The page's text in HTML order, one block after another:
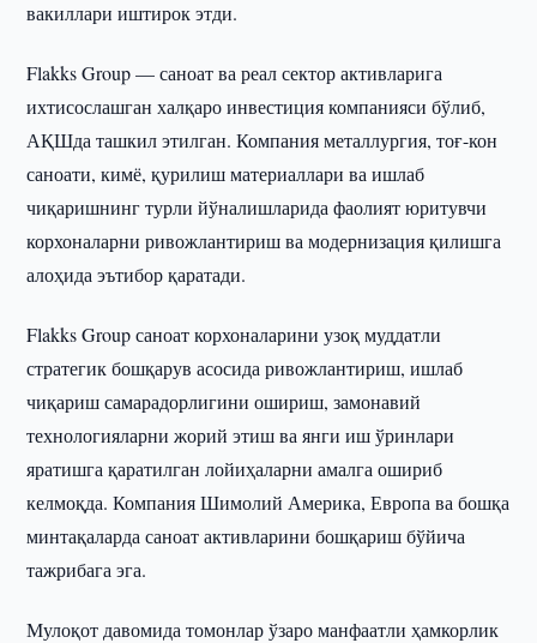
вакиллари иштирок этди.
Flakks Group — саноат ва реал сектор активларига
ихтисослашган халқаро инвестиция компанияси бўлиб,
АҚШда ташкил этилган. Компания металлургия, тоғ-кон
саноати, кимё, қурилиш материаллари ва ишлаб
чиқаришнинг турли йўналишларида фаолият юритувчи
корхоналарни ривожлантириш ва модернизация қилишга
алоҳида эътибор қаратади.
Flakks Group саноат корхоналарини узоқ муддатли
стратегик бошқарув асосида ривожлантириш, ишлаб
чиқариш самарадорлигини ошириш, замонавий
технологияларни жорий этиш ва янги иш ўринлари
яратишга қаратилган лойиҳаларни амалга ошириб
келмоқда. Компания Шимолий Америка, Европа ва бошқа
минтақаларда саноат активларини бошқариш бўйича
тажрибага эга.
Мулоқот давомида томонлар ўзаро манфаатли ҳамкорлик